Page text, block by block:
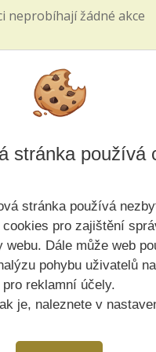
- volby
v blogu školy
školu?
ČT edu je zveřejněno v
- Nový způsob
odpovídáme v článku v
systému Bakaláři
neprobíhají žádné akce
Mapa webu
- 2023 ZŠ Vodojem &
stránka používá
stránka používá
pro zajištění
webu. Dále může web
pohybu uživatelů
pro reklamní účely.
je, naleznete v